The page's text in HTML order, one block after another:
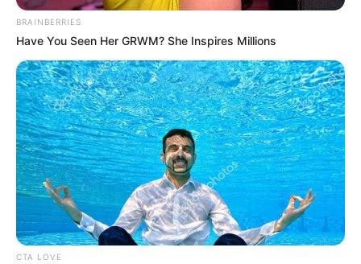
BRAINBERRIES
Have You Seen Her GRWM? She Inspires Millions
CTA LOVE